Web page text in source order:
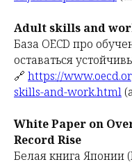
Adult skills and
База OECD про
оставаться
🔗 https://
skills-and-work.html
White Paper on
Record Rise
Белая книга Японии